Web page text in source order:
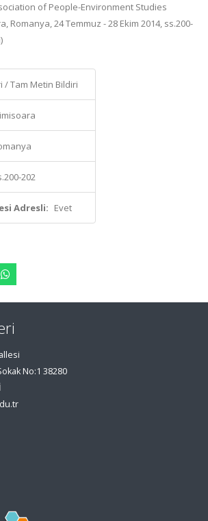
of People-Environment Studies
Romanya, 24 Temmuz - 28 Ekim 2014, ss.200-
/ Tam Metin Bildiri
202
Adresli: Evet
No:1 38280